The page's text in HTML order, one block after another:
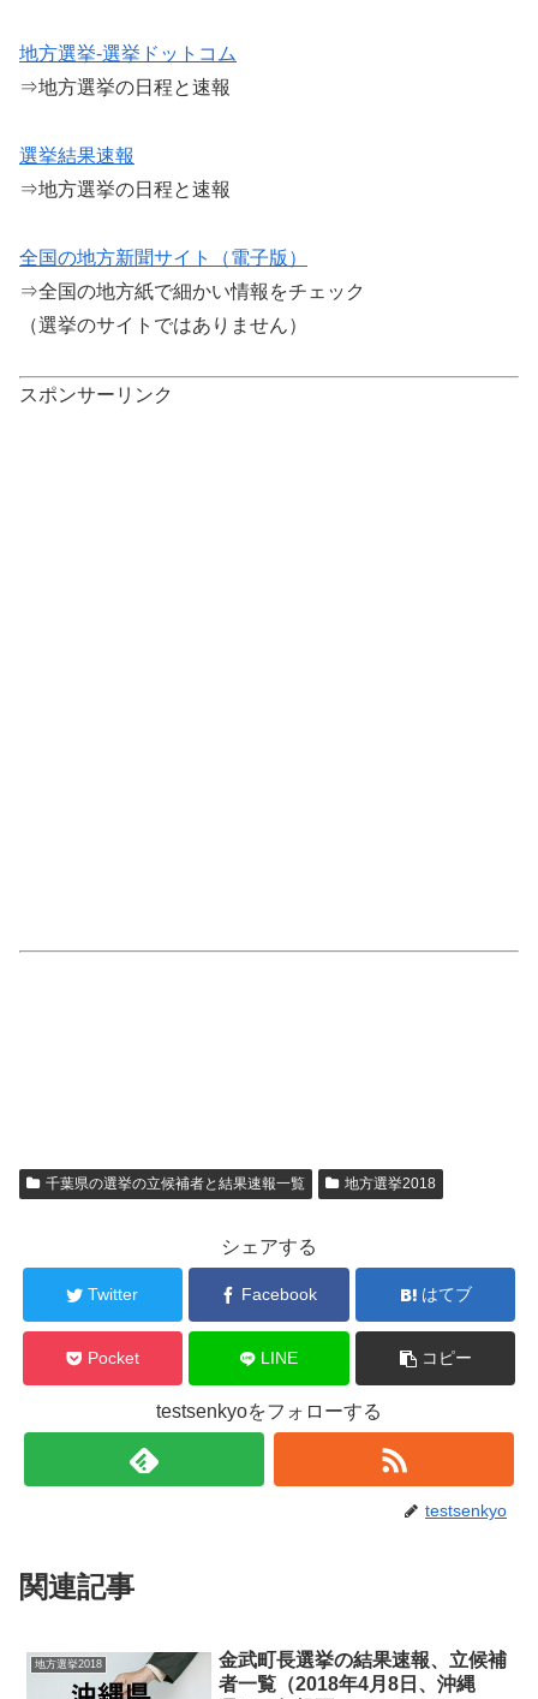
地方選挙-選挙ドットコム
⇒地方選挙の日程と速報
選挙結果速報
⇒地方選挙の日程と速報
全国の地方新聞サイト（電子版）
⇒全国の地方紙で細かい情報をチェック
（選挙のサイトではありません）
スポンサーリンク
千葉県の選挙の立候補者と結果速報一覧 地方選挙2018
シェアする
Twitter Facebook はてブ
Pocket LINE コピー
testsenkyoをフォローする
testsenkyo
関連記事
地方選挙2018
金武町長選挙の結果速報、立候補
者一覧（2018年4月8日、沖縄